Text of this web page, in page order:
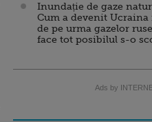
Inundație de gaze
Cum a devenit Ucraina
de pe urma gazelor
face tot posibilul s-o
Ads by